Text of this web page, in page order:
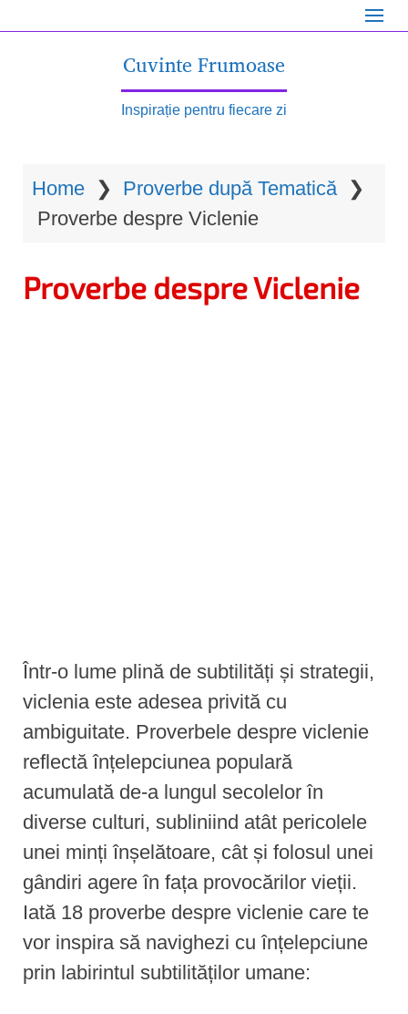
Cuvinte Frumoase
Inspirație pentru fiecare zi
Home ❯ Proverbe după Tematică❯
Proverbe despre Viclenie
Proverbe despre Viclenie
Într-o lume plină de subtilități și strategii,
viclenia este adesea privită cu
ambiguitate. Proverbele despre viclenie
reflectă înțelepciunea populară
acumulată de-a lungul secolelor în
diverse culturi, subliniind atât pericolele
unei minți înșelătoare, cât și folosul unei
gândiri agere în fața provocărilor vieții.
Iată 18 proverbe despre viclenie care te
vor inspira să navighezi cu înțelepciune
prin labirintul subtilităților umane: